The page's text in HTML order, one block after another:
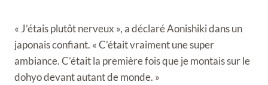
« J’étais plutôt nerveux », a déclaré Aonishiki dans un
japonais confiant. « C’était vraiment une super
ambiance. C’était la première fois que je montais sur le
dohyo devant autant de monde. »